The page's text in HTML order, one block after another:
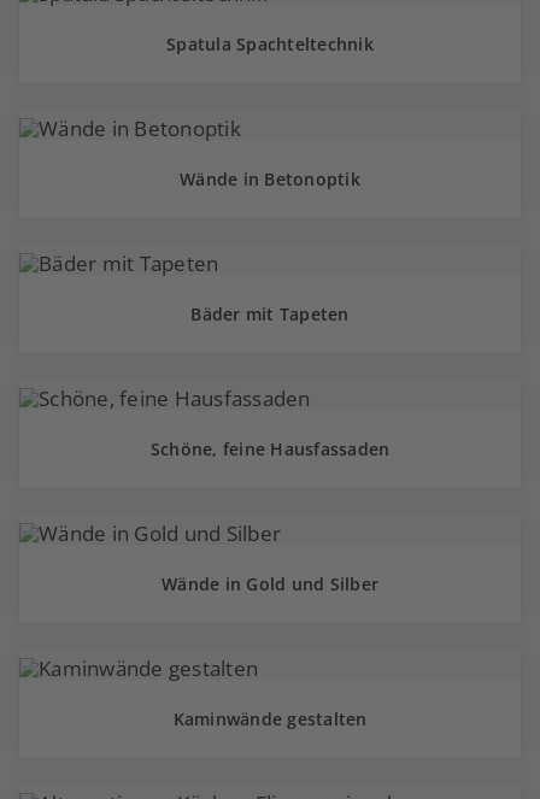
Spatula Spachteltechnik
Wände in Betonoptik
Bäder mit Tapeten
Schöne, feine Hausfassaden
Wände in Gold und Silber
Kaminwände gestalten